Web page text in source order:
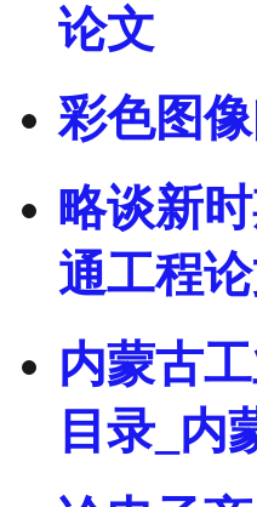
论文
彩色图
略谈新
通工程
内蒙古
目录_内